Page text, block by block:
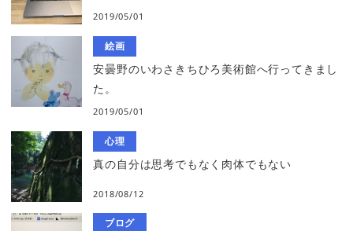
2019/05/01
絵画
安曇野のいわさきちひろ美術館へ行ってきまし
た。
2019/05/01
心理
真の自分は思考でもなく肉体でもない
2018/08/12
ブログ